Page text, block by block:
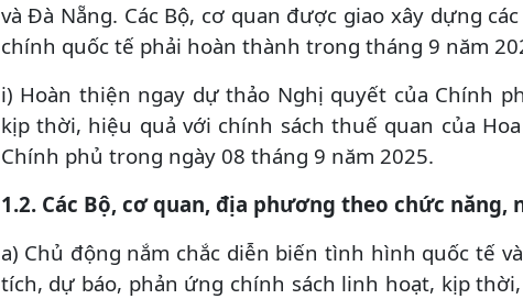
và Đà Nẵng. Các Bộ, cơ quan được giao xây dựng
chính quốc tế phải hoàn thành trong tháng 9 năm
i) Hoàn thiện ngay dự thảo Nghị quyết của Chính
kịp thời, hiệu quả với chính sách thuế quan của
Chính phủ trong ngày 08 tháng 9 năm 2025.
1.2. Các Bộ, cơ quan, địa phương theo chức năng,
a) Chủ động nắm chắc diễn biến tình hình quốc tế
tích, dự báo, phản ứng chính sách linh hoạt, kịp